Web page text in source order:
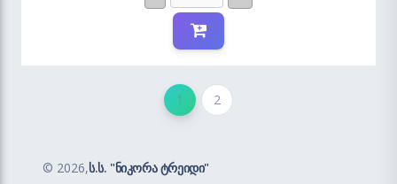
1 2
© 2026,ს.ს. "ნიკორა ტრეიდი"